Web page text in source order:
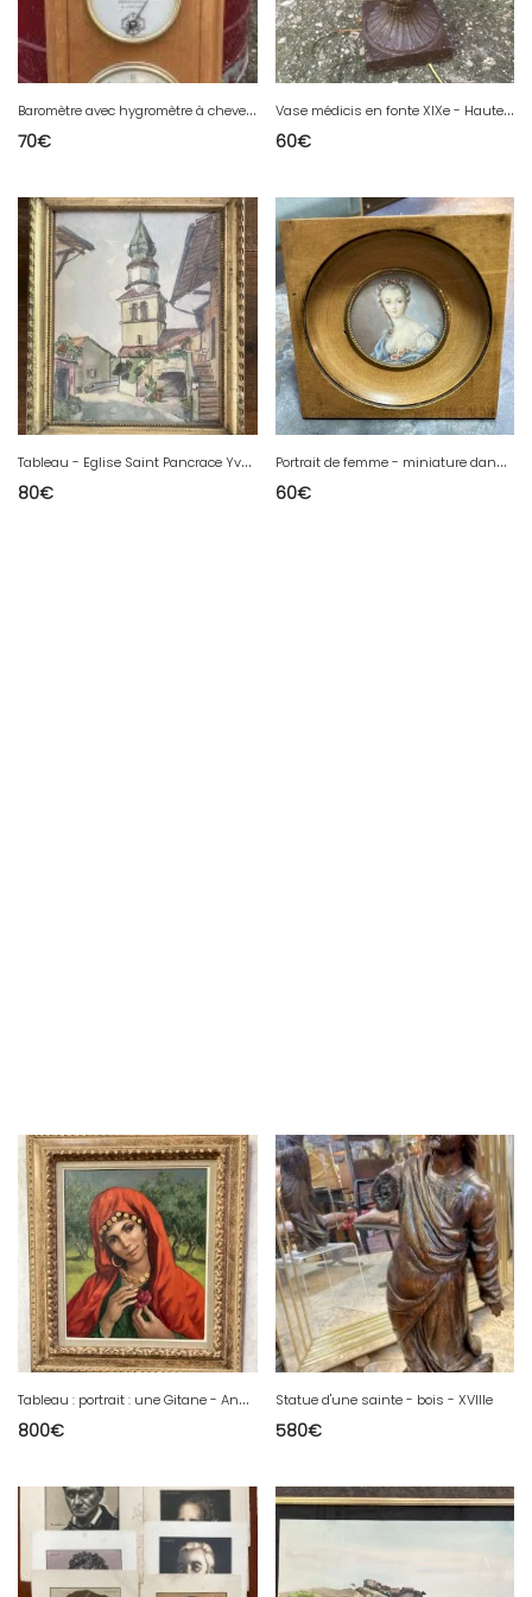
B
aromètre avec hygromètre à cheveux et thermomètre - Vintage
70€
V
ase médicis en fonte XIXe - Hauteu 21 cm
60€
T
ableau - Eglise Saint Pancrace Yvoire - Haute Savoie - G. Delbays
80€
P
ortrait de femme - miniature dans le gout du XVIIIe
60€
T
ableau : portrait : une Gitane - Anatola Soungouroff - 1967
800€
Statue d'une sainte - bois - XVIIIe
580€